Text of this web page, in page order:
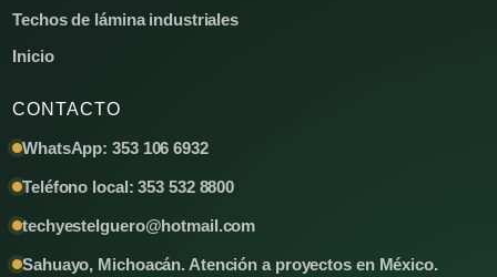
Techos de lámina industriales
Inicio
CONTACTO
WhatsApp: 353 106 6932
Teléfono local: 353 532 8800
techyestelguero@hotmail.com
Sahuayo, Michoacán. Atención a proyectos en México.